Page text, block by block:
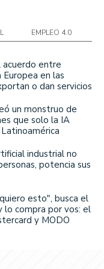
EMPLEO 4.0
acuerdo entre
Europea en las
o dan servicios
un monstruo de
que solo la IA
industrial no
potencia sus
esto", busca el
lo compra por vos: el
y MODO